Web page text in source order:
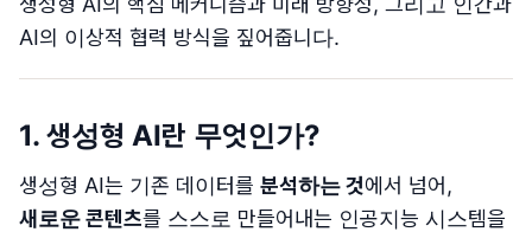
AI의 이상적 협력 방식을 짚어줍니다.
1. 생성형 AI란 무엇인가?
생성형 AI는 기존 데이터를 분석하는 것에서 넘어,
새로운 콘텐츠를 스스로 만들어내는 인공지능 시스템을